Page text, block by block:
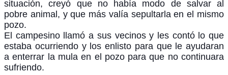
situación, creyó que no había modo de salvar al
pobre animal, y que más valía sepultarla en el mismo
pozo.
El campesino llamó a sus vecinos y les contó lo que
estaba ocurriendo y los enlisto para que le ayudaran
a enterrar la mula en el pozo para que no continuara
sufriendo.